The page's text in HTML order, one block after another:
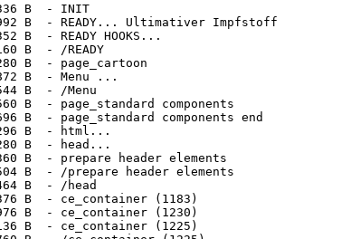
B  - INIT
B  - READY... Ultimativer Impfstoff
- READY HOOKS...
B  - /READY
B  - page_cartoon
B  - Menu ...
B  - /Menu
- page_standard components
- page_standard components end
B  - html...
B  - head...
B  - prepare header elements
B  - /prepare header elements
B  - /head
B  - ce_container (1183)
B  - ce_container (1230)
B  - ce_container (1225)